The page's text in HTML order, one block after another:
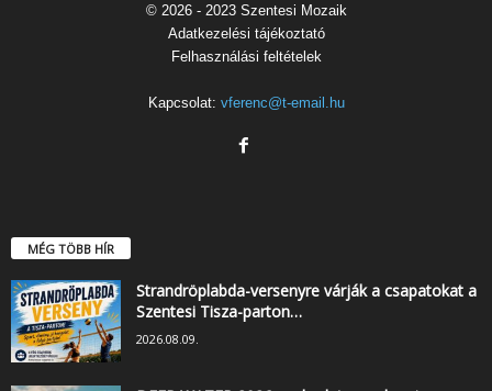
© 2026 - 2023 Szentesi Mozaik
Adatkezelési tájékoztató
Felhasználási feltételek
Kapcsolat: vferenc@t-email.hu
MÉG TÖBB HÍR
Strandröplabda-versenyre várják a csapatokat a
Szentesi Tisza-parton…
2026.08.09.